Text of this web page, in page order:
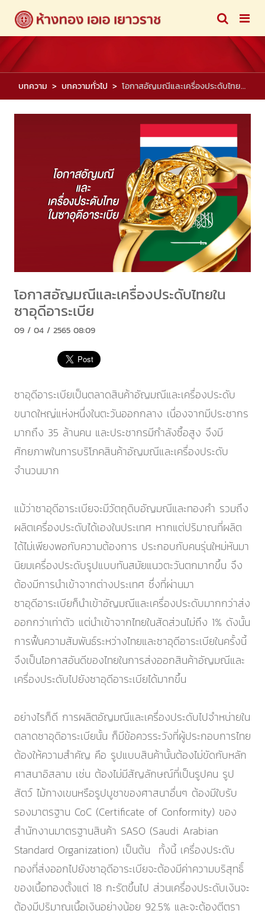
บทความ บทความทั่วไป โอกาสอัญมณีและเครื่องประดับไทยในซาอุดีอาระเบีย
โอกาสอัญมณีและเครื่องประดับไทยใน
ซาอุดีอาระเบีย
09 / 04 / 2565 08:09
ซาอุดีอาระเบียเป็นตลาดสินค้าอัญมณีและเครื่องประดับ
ขนาดใหญ่แห่งหนึ่งในตะวันออกกลาง เนื่องจากมีประชากร
มากถึง 35 ล้านคน และประชากรมีกำลังซื้อสูง จึงมี
ศักยภาพในการบริโภคสินค้าอัญมณีและเครื่องประดับ
จำนวนมาก
แม้ว่าซาอุดีอาระเบียจะมีวัตถุดิบอัญมณีและทองคำ รวมถึง
ผลิตเครื่องประดับได้เองในประเทศ หากแต่ปริมาณที่ผลิต
ได้ไม่เพียงพอกับความต้องการ ประกอบกับคนรุ่นใหม่หันมา
นิยมเครื่องประดับรูปแบบทันสมัยแนวตะวันตกมากขึ้น จึง
ต้องมีการนำเข้าจากต่างประเทศ ซึ่งที่ผ่านมา
ซาอุดีอาระเบียก็นำเข้าอัญมณีและเครื่องประดับมากกว่าส่ง
ออกกว่าเท่าตัว แต่นำเข้าจากไทยในสัดส่วนไม่ถึง 1% ดังนั้น
การฟื้นความสัมพันธ์ระหว่างไทยและซาอุดีอาระเบียในครั้งนี้
จึงเป็นโอกาสอันดีของไทยในการส่งออกสินค้าอัญมณีและ
เครื่องประดับไปยังซาอุดีอาระเบียได้มากขึ้น
อย่างไรก็ดี การผลิตอัญมณีและเครื่องประดับไปจำหน่ายใน
ตลาดซาอุดิอาระเบียนั้น ก็มีข้อควรระวังที่ผู้ประกอบการไทย
ต้องให้ความสำคัญ คือ รูปแบบสินค้านั้นต้องไม่ขัดกับหลัก
ศาสนาอิสลาม เช่น ต้องไม่มีสัญลักษณ์ที่เป็นรูปคน รูป
สัตว์ ไม้กางเขนหรือรูปบูชาของศาสนาอื่นๆ ต้องมีใบรับ
รองมาตรฐาน CoC (Certificate of Conformity) ของ
สำนักงานมาตรฐานสินค้า SASO (Saudi Arabian
Standard Organization) เป็นต้น ทั้งนี้ เครื่องประดับ
ทองที่ส่งออกไปยังซาอุดีอาระเบียจะต้องมีค่าความบริสุทธิ์
ของเนื้อทองตั้งแต่ 18 กะรัตขึ้นไป ส่วนเครื่องประดับเงินจะ
ต้องมีปริมาณเนื้อเงินอย่างน้อย 92.5% และจะต้องตีตรา